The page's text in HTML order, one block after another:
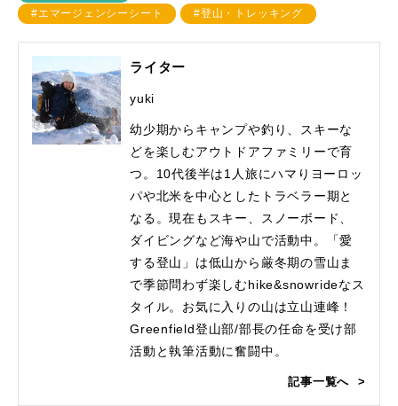
#エマージェンシーシート
#登山・トレッキング
ライター
yuki
幼少期からキャンプや釣り、スキーな
どを楽しむアウトドアファミリーで育
つ。10代後半は1人旅にハマりヨーロッ
パや北米を中心としたトラベラー期と
なる。現在もスキー、スノーボード、
ダイビングなど海や山で活動中。「愛
する登山」は低山から厳冬期の雪山ま
で季節問わず楽しむhike&snowrideなス
タイル。お気に入りの山は立山連峰！
Greenfield登山部/部長の任命を受け部
活動と執筆活動に奮闘中。
記事一覧へ